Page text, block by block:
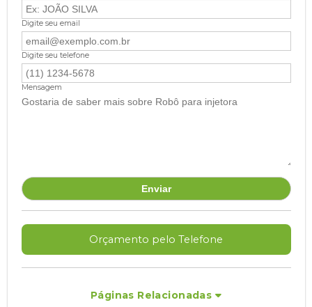
Digite seu email
Digite seu telefone
Mensagem
Orçamento pelo Telefone
Páginas Relacionadas